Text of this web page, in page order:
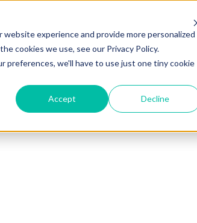
experience and provide more personalized
cookies we use, see our Privacy Policy.
preferences, we'll have to use just one tiny cookie
Accept Decline
PORTFOLIOYES, WE CANLUDZIEBLOGDLA